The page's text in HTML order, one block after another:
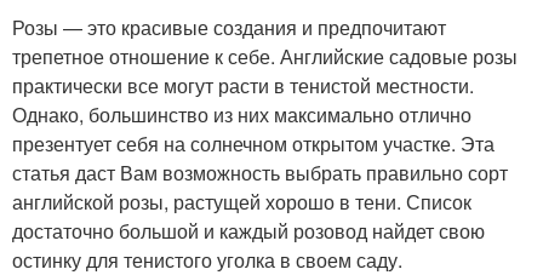
Розы — это красивые создания и предпочитают
трепетное отношение к себе. Английские садовые розы
практически все могут расти в тенистой местности.
Однако, большинство из них максимально отлично
презентует себя на солнечном открытом участке. Эта
статья даст Вам возможность выбрать правильно сорт
английской розы, растущей хорошо в тени. Список
достаточно большой и каждый розовод найдет свою
остинку для тенистого уголка в своем саду.